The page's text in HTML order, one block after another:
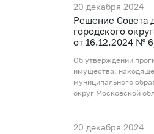
20 декабря 2024
Рeшение Совета
городского
от 16.12.2024 №
Об утверждении
имущества,
муниципального
округ Московской
20 декабря 2024